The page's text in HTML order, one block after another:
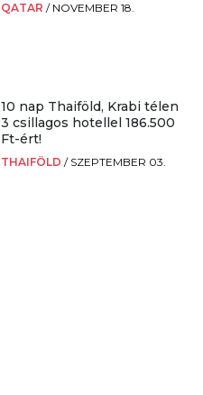
QATAR / NOVEMBER 18.
10 nap Thaiföld, Krabi télen
3 csillagos hotellel 186.500
Ft-ért!
THAIFÖLD / SZEPTEMBER 03.